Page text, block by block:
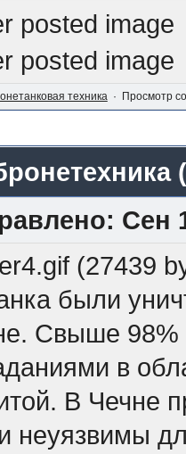
техника· Просмотр
Сен
(27439
были
Свыше 98%
в
В Чечне
неуязвимы